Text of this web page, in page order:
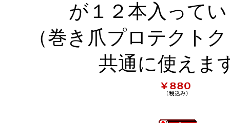
が１２本入って
（巻き爪プロテクト
共通に使えま